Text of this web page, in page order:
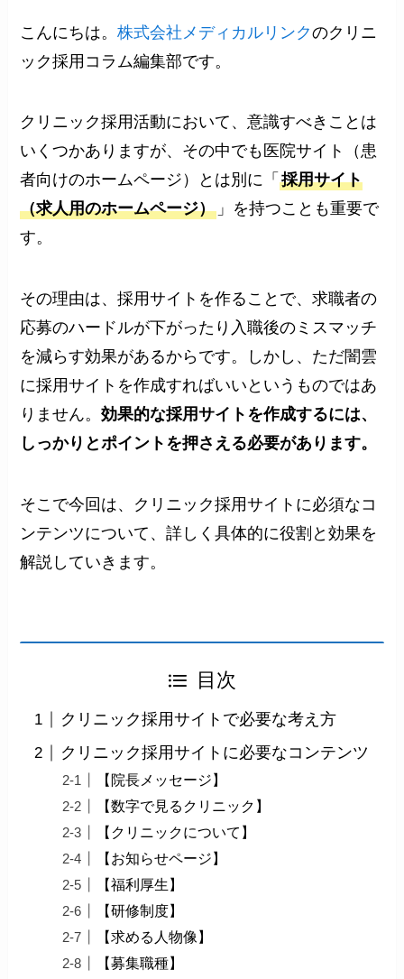
こんにちは。株式会社メディカルリンクのクリニ
ック採用コラム編集部です。
クリニック採用活動において、意識すべきことは
いくつかありますが、その中でも医院サイト（患
者向けのホームページ）とは別に「採用サイト
（求人用のホームページ） 」を持つことも重要で
す。
その理由は、採用サイトを作ることで、求職者の
応募のハードルが下がったり入職後のミスマッチ
を減らす効果があるからです。しかし、ただ闇雲
に採用サイトを作成すればいいというものではあ
りません。効果的な採用サイトを作成するには、
しっかりとポイントを押さえる必要があります。
そこで今回は、クリニック採用サイトに必須なコ
ンテンツについて、詳しく具体的に役割と効果を
解説していきます。
目次
クリニック採用サイトで必要な考え方
クリニック採用サイトに必要なコンテンツ
【院長メッセージ】
【数字で見るクリニック】
【クリニックについて】
【お知らせページ】
【福利厚生】
【研修制度】
【求める人物像】
【募集職種】